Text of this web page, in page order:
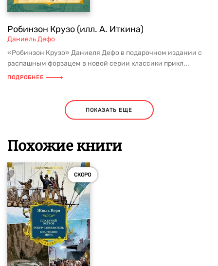
Робинзон Крузо (илл. А. Иткина)
Даниель Дефо
«Робинзон Крузо» Даниеля Дефо в подарочном издании с
распашным форзацем в новой серии классики прикл...
ПОДРОБНЕЕ
ПОКАЗАТЬ ЕЩЕ
Похожие книги
СКОРО